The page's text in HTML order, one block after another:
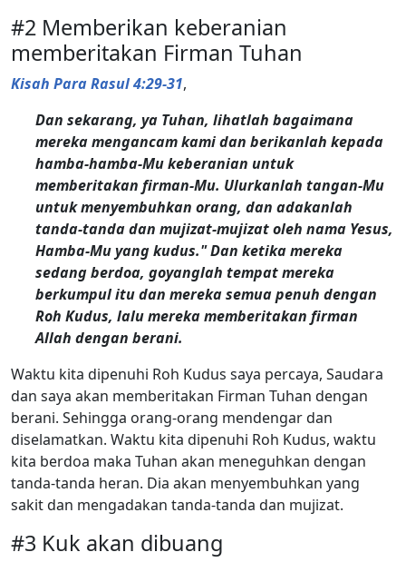
#2 Memberikan keberanian
memberitakan Firman Tuhan
Kisah Para Rasul 4:29-31,
Dan sekarang, ya Tuhan, lihatlah bagaimana
mereka mengancam kami dan berikanlah kepada
hamba-hamba-Mu keberanian untuk
memberitakan firman-Mu. Ulurkanlah tangan-Mu
untuk menyembuhkan orang, dan adakanlah
tanda-tanda dan mujizat-mujizat oleh nama Yesus,
Hamba-Mu yang kudus." Dan ketika mereka
sedang berdoa, goyanglah tempat mereka
berkumpul itu dan mereka semua penuh dengan
Roh Kudus, lalu mereka memberitakan firman
Allah dengan berani.
Waktu kita dipenuhi Roh Kudus saya percaya, Saudara
dan saya akan memberitakan Firman Tuhan dengan
berani. Sehingga orang-orang mendengar dan
diselamatkan. Waktu kita dipenuhi Roh Kudus, waktu
kita berdoa maka Tuhan akan meneguhkan dengan
tanda-tanda heran. Dia akan menyembuhkan yang
sakit dan mengadakan tanda-tanda dan mujizat.
#3 Kuk akan dibuang